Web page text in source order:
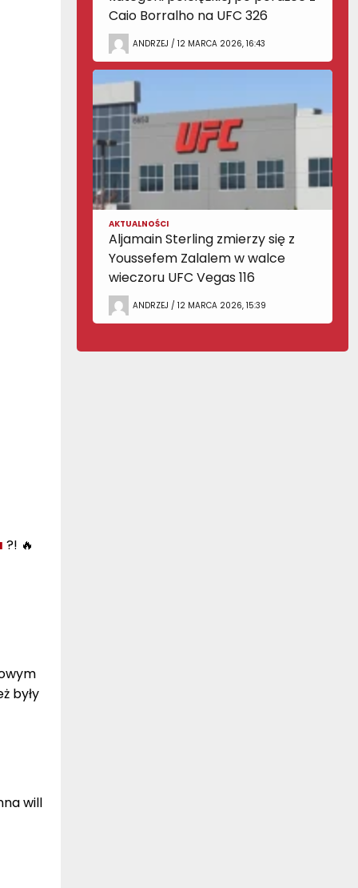
?! 🔥
były
will
Caio Borralho na UFC 326
ANDRZEJ / 12 MARCA 2026, 16:43
AKTUALNOŚCI
Aljamain Sterling zmierzy się z
Youssefem Zalalem w walce
wieczoru UFC Vegas 116
ANDRZEJ / 12 MARCA 2026, 15:39